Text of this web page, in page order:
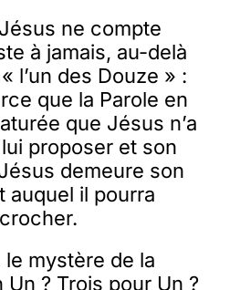
ne compte
à jamais, au-delà
l’un des Douze » :
que la Parole en
que Jésus n’a
proposer et son
demeure son
auquel il pourra
mystère de la
? Trois pour Un ?